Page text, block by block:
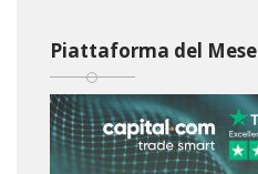
Piattaforma del Mese